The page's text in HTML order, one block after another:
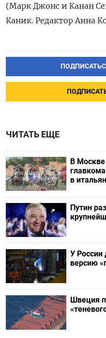
(Марк Джонс и Канан
Каник. Редактор Анна
ЧИТАТЬ ЕЩЕ
В Москве
в
Путин
У России
версию
Швеция